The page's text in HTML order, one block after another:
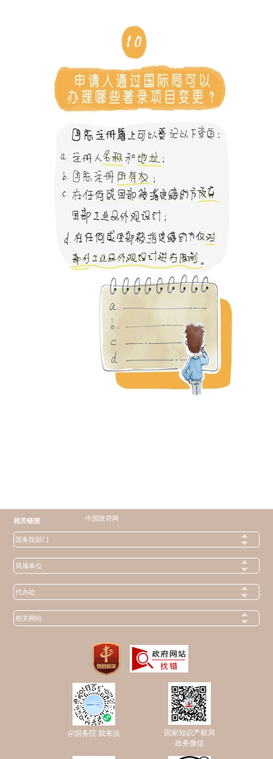
相关链接 中国政府网
国务院部门
局属单位
代办处
相关网站
@国务院 我来说
国家知识产权局
政务微信